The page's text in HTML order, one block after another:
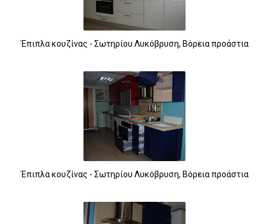
Έπιπλα κουζίνας - Σωτηρίου Λυκόβρυση, Βόρεια προάστια
Έπιπλα κουζίνας - Σωτηρίου Λυκόβρυση, Βόρεια προάστια